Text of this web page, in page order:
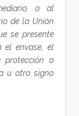
o al
de la Unión
se presente
el envase, el
protección o
u otro signo